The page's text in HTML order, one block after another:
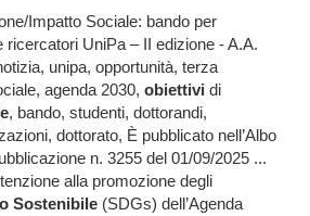
Impatto Sociale: bando per
ricercatori UniPa – II edizione - A.A.
unipa, opportunità, terza
agenda 2030, obiettivi di
, bando, studenti, dottorandi,
dottorato, È pubblicato nell’Albo
n. 3255 del 01/09/2025 ...
alla promozione degli
Sostenibile (SDGs) dell’Agenda